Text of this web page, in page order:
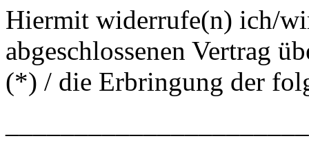
Hiermit widerrufe(n) ich/
abgeschlossenen Vertrag
(*) / die Erbringung der